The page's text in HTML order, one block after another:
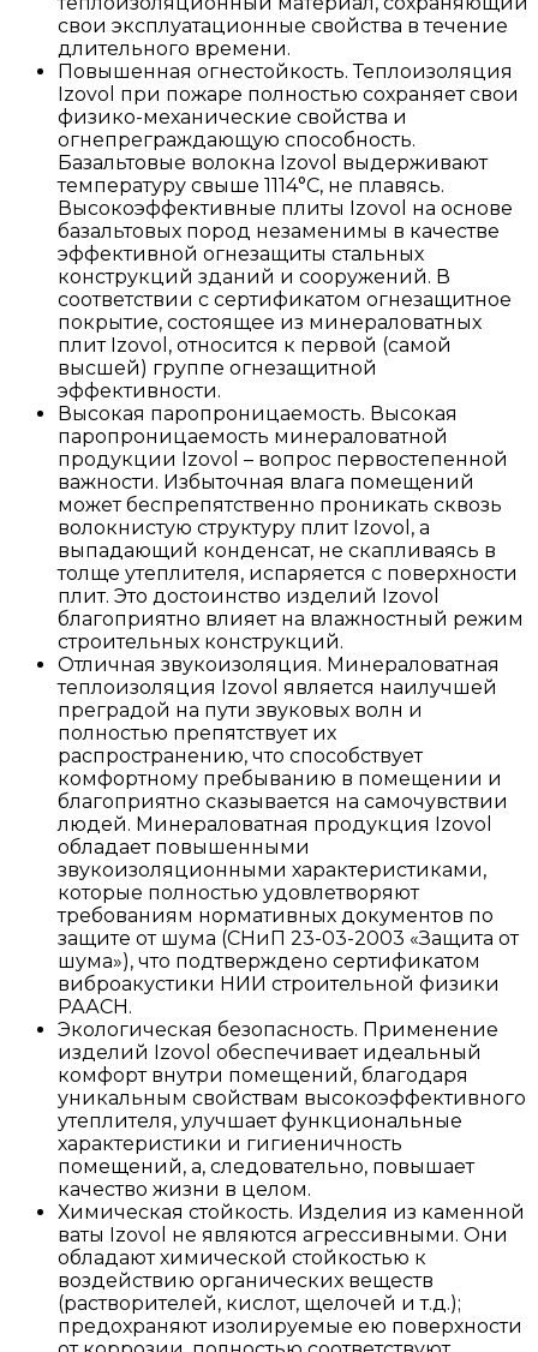
свои эксплуатационные свойства в течение
длительного времени.
Повышенная огнестойкость. Теплоизоляция
Izovol при пожаре полностью сохраняет свои
физико-механические свойства и
огнепреграждающую способность.
Базальтовые волокна Izovol выдерживают
температуру свыше 1114°С, не плавясь.
Высокоэффективные плиты Izovol на основе
базальтовых пород незаменимы в качестве
эффективной огнезащиты стальных
конструкций зданий и сооружений. В
соответствии с сертификатом огнезащитное
покрытие, состоящее из минераловатных
плит Izovol, относится к первой (самой
высшей) группе огнезащитной
эффективности.
Высокая паропроницаемость. Высокая
паропроницаемость минераловатной
продукции Izovol – вопрос первостепенной
важности. Избыточная влага помещений
может беспрепятственно проникать сквозь
волокнистую структуру плит Izovol, а
выпадающий конденсат, не скапливаясь в
толще утеплителя, испаряется с поверхности
плит. Это достоинство изделий Izovol
благоприятно влияет на влажностный режим
строительных конструкций.
Отличная звукоизоляция. Минераловатная
теплоизоляция Izovol является наилучшей
преградой на пути звуковых волн и
полностью препятствует их
распространению, что способствует
комфортному пребыванию в помещении и
благоприятно сказывается на самочувствии
людей. Минераловатная продукция Izovol
обладает повышенными
звукоизоляционными характеристиками,
которые полностью удовлетворяют
требованиям нормативных документов по
защите от шума (СНиП 23-03-2003 «Защита от
шума»), что подтверждено сертификатом
виброакустики НИИ строительной физики
РААСН.
Экологическая безопасность. Применение
изделий Izovol обеспечивает идеальный
комфорт внутри помещений, благодаря
уникальным свойствам высокоэффективного
утеплителя, улучшает функциональные
характеристики и гигиеничность
помещений, а, следовательно, повышает
качество жизни в целом.
Химическая стойкость. Изделия из каменной
ваты Izovol не являются агрессивными. Они
обладают химической стойкостью к
воздействию органических веществ
(растворителей, кислот, щелочей и т.д.);
предохраняют изолируемые ею поверхности